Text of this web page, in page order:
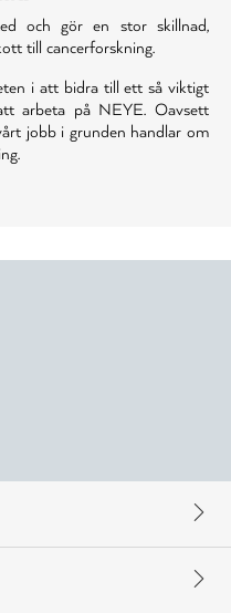
och gör en stor skillnad,
till cancerforskning.
i att bidra till ett så viktigt
arbeta på NEYE. Oavsett
jobb i grunden handlar om